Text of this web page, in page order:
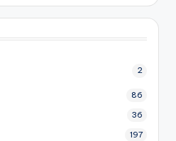
2
86
36
197